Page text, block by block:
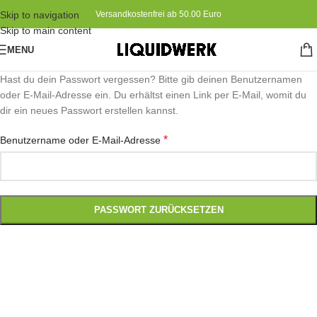
Skip to navigation
Skip to main content
Versandkostenfrei ab 50.00 Euro
MENU
Hast du dein Passwort vergessen? Bitte gib deinen Benutzernamen
oder E-Mail-Adresse ein. Du erhältst einen Link per E-Mail, womit du
dir ein neues Passwort erstellen kannst.
Benutzername oder E-Mail-Adresse *
PASSWORT ZURÜCKSETZEN